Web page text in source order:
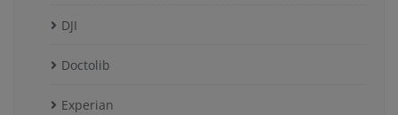
DJI
Doctolib
Experian